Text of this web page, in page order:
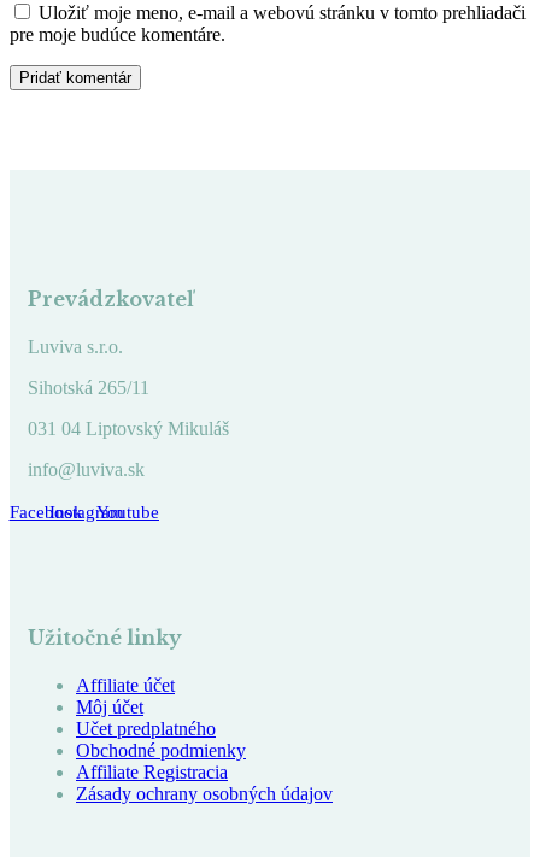
Uložiť moje meno, e-mail a webovú stránku v tomto prehliadači
pre moje budúce komentáre.
Prevádzkovateľ
Luviva s.r.o.
Sihotská 265/11
031 04 Liptovský Mikuláš
info@luviva.sk
FacebookInstagramYoutube
Užitočné linky
Affiliate účet
Môj účet
Učet predplatného
Obchodné podmienky
Affiliate Registracia
Zásady ochrany osobných údajov